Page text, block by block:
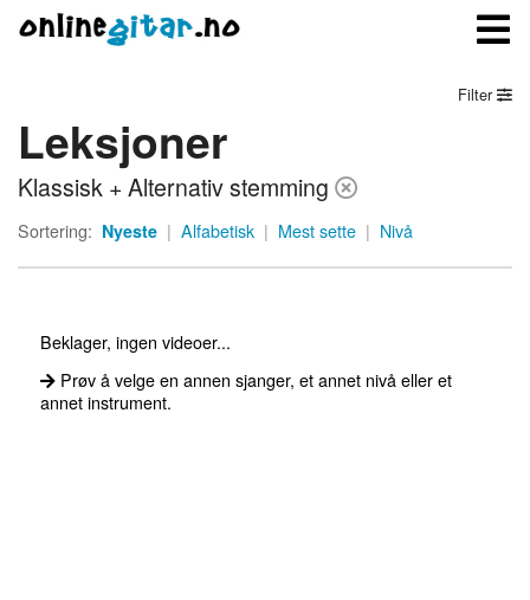
Meny
Logg inn
Filter
Leksjoner
Klassisk + Alternativ stemming
Sortering: Nyeste | Alfabetisk | Mest sette | Nivå
Beklager, ingen videoer...
Prøv å velge en annen sjanger, et annet nivå eller et
annet instrument.